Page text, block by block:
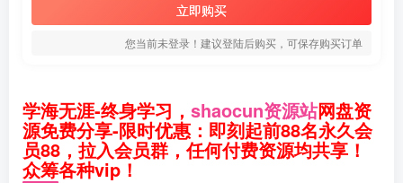
立即购买
您当前未登录！建议登陆后购买，可保存购买订单
学海无涯-终身学习， shaocun资源站网盘资
源免费分享-限时优惠：即刻起前88名永久会
员88，拉入会员群，任何付费资源均共享！
众筹各种vip！